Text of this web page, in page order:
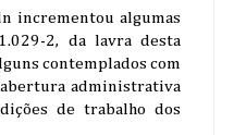
incrementou algumas
2, da lavra desta
contemplados com
abertura administrativa
de trabalho dos